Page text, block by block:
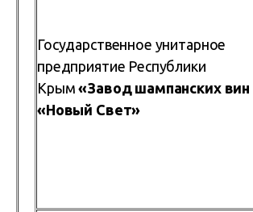
Государственное унитарное
предприятие Республики
Крым«Завод шампанских вин
«Новый Свет»